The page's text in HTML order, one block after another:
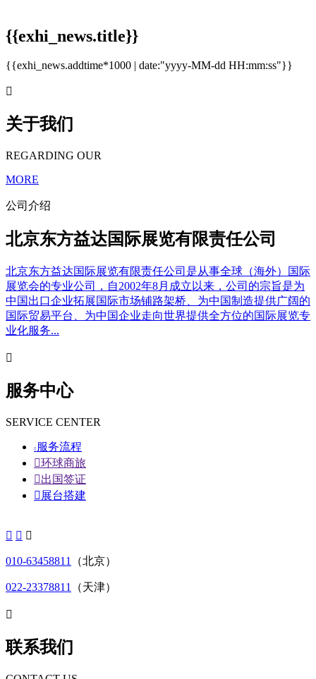
{{exhi_news.title}}
{{exhi_news.addtime*1000 | date:"yyyy-MM-dd HH:mm:ss"}}

关于我们
REGARDING OUR
MORE
公司介绍
北京东方益达国际展览有限责任公司
北京东方益达国际展览有限责任公司是从事全球（海外）国际
展览会的专业公司，自2002年8月成立以来，公司的宗旨是为
中国出口企业拓展国际市场铺路架桥、为中国制造提供广阔的
国际贸易平台、为中国企业走向世界提供全方位的国际展览专
业化服务...

服务中心
SERVICE CENTER
 服务流程
环球商旅
出国签证
 展台搭建
  
010-63458811 （北京）
022-23378811 （天津）

联系我们